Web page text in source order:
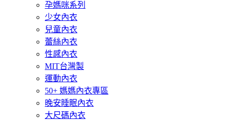
孕媽咪系列
少女內衣
兒童內衣
蕾絲內衣
性感內衣
MIT台灣製
運動內衣
50+ 媽媽內衣專區
晚安睡眠內衣
大尺碼內衣